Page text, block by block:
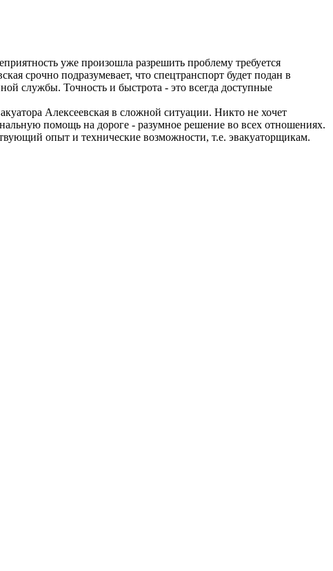
уже произошла разрешить проблему требуется
срочно подразумевает, что спецтранспорт будет подан в
службы. Точность и быстрота - это всегда доступные
Алексеевская в сложной ситуации. Никто не хочет
помощь на дороге - разумное решение во всех отношениях.
опыт и технические возможности, т.е. эвакуаторщикам.